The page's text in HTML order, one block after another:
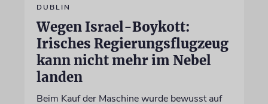
DUBLIN
Wegen Israel-Boykott:
Irisches Regierungsflugzeug
kann nicht mehr im Nebel
landen
Beim Kauf der Maschine wurde bewusst auf